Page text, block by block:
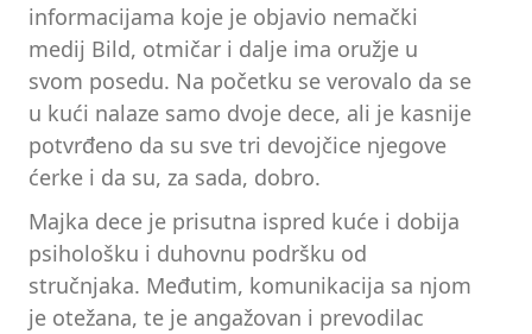
informacijama koje je objavio nemački
medij Bild, otmičar i dalje ima oružje u
svom posedu. Na početku se verovalo da se
u kući nalaze samo dvoje dece, ali je kasnije
potvrđeno da su sve tri devojčice njegove
ćerke i da su, za sada, dobro.
Majka dece je prisutna ispred kuće i dobija
psihološku i duhovnu podršku od
stručnjaka. Međutim, komunikacija sa njom
je otežana, te je angažovan i prevodilac